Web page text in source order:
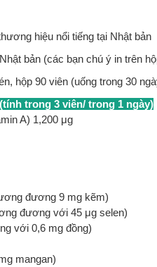
hiệu nổi tiếng tại Nhật bản
bản (các bạn chú ý in trên
hộp 90 viên (uống trong 30
trong 3 viên/ trong 1 ngày)
A) 1,200 μg
đương 9 mg kẽm)
đương với 45 μg selen)
với 0,6 mg đồng)
mangan)